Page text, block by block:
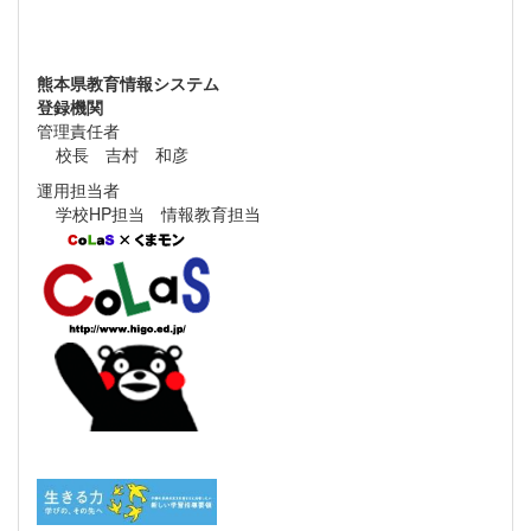
熊本県教育情報システム
登録機関
管理責任者
校長 吉村 和彦
運用担当者
学校HP担当 情報教育担当